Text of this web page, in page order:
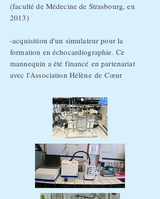
(faculté de Médecine de Strasbourg, en
2013)
-acquisition d'un simulateur pour la
formation en échocardiographie. Ce
mannequin a étéfinancé en partenariat
avec l'Association Hélènede Cœur